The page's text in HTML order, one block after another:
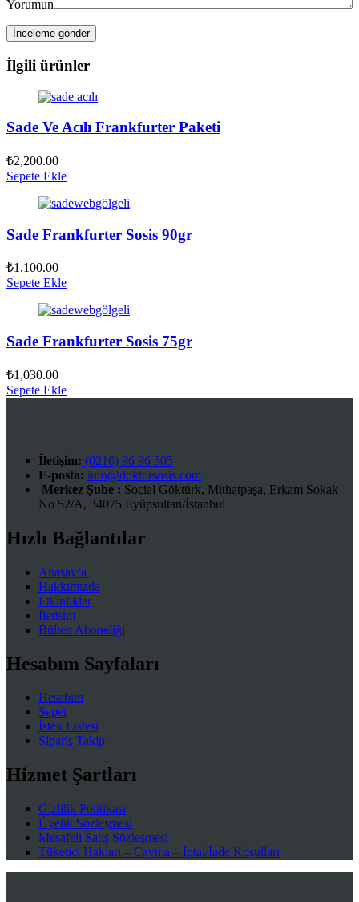
Yorumun
İlgili ürünler
Sade Ve Acılı Frankfurter Paketi
₺2,200.00
Sepete Ekle
Sade Frankfurter Sosis 90gr
₺1,100.00
Sepete Ekle
Sade Frankfurter Sosis 75gr
₺1,030.00
Sepete Ekle
İletişim: (0216) 96 96 505
E-posta: info@doktorsosis.com
Merkez Şube : Social Göktürk, Mithatpaşa, Erkam Sokak
No 52/A, 34075 Eyüpsultan/İstanbul
Hızlı Bağlantılar
Anasayfa
Hakkımızda
Etkinlikler
İletisim
Bülten Aboneliği
Hesabım Sayfaları
Hesabım
Sepet
İstek Listesi
Sipariş Takip
Hizmet Şartları
Gizlilik Politikası
Üyelik Sözleşmesi
Mesafeli Satış Sözleşmesi
Tüketici Hakları – Cayma – İptal/İade Koşulları